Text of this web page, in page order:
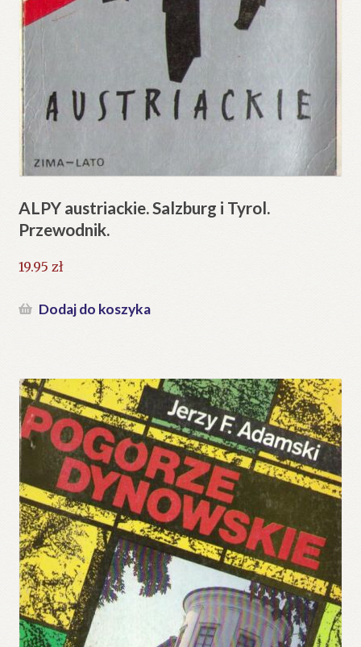
ALPY austriackie. Salzburg i Tyrol.
Przewodnik.
19.95 zł
Dodaj do koszyka